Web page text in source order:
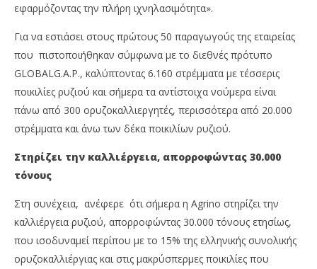
εφαρμόζοντας την πλήρη ιχνηλασιμότητα».
Για να εστιάσει στους πρώτους 50 παραγωγούς της εταιρείας
που πιστοποιήθηκαν σύµφωνα µε το διεθνές πρότυπο
GLOBALG.A.P., καλύπτοντας 6.160 στρέµµατα µε τέσσερις
ποικιλίες ρυζιού και σήμερα τα αντίστοιχα νούμερα είναι
πάνω από 300 ορυζοκαλλιεργητές, περισσότερα από 20.000
στρέμματα και άνω των δέκα ποικιλίων ρυζιού.
Στηρίζει την καλλιέργεια, απορροφώντας 30.000
τόνους
Στη συνέχεια, ανέφερε ότι σήμερα η Agrino στηρίζει την
καλλιέργεια ρυζιού, απορροφώντας 30.000 τόνους ετησίως,
που ισοδυναμεί περίπου με το 15% της ελληνικής συνολικής
ορυζοκαλλιέργιας και στις μακρύσπερμες ποικιλίες που